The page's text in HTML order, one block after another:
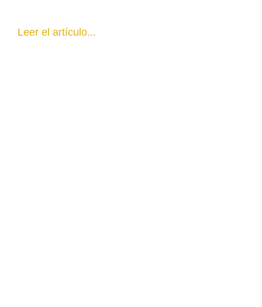
Leer el artículo...